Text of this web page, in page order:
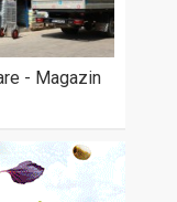
- Magazin